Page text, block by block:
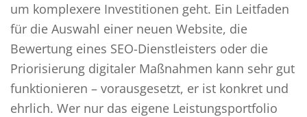
um komplexere Investitionen geht. Ein Leitfaden
für die Auswahl einer neuen Website, die
Bewertung eines SEO-Dienstleisters oder die
Priorisierung digitaler Maßnahmen kann sehr gut
funktionieren – vorausgesetzt, er ist konkret und
ehrlich. Wer nur das eigene Leistungsportfolio